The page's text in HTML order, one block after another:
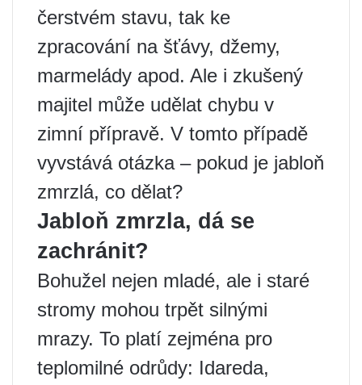
čerstvém stavu, tak ke
zpracování na šťávy, džemy,
marmelády apod. Ale i zkušený
majitel může udělat chybu v
zimní přípravě. V tomto případě
vyvstává otázka – pokud je jabloň
zmrzlá, co dělat?
Jabloň zmrzla, dá se
zachránit?
Bohužel nejen mladé, ale i staré
stromy mohou trpět silnými
mrazy. To platí zejména pro
teplomilné odrůdy: Idareda,